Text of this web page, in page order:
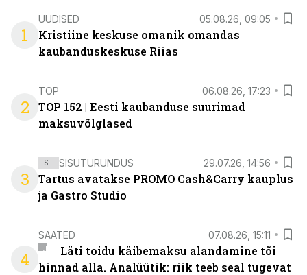
1
UUDISED 05.08.26, 09:05
Kristiine keskuse omanik omandas
kaubanduskeskuse Riias
2
TOP 06.08.26, 17:23
TOP 152 | Eesti kaubanduse suurimad
maksuvõlglased
3
ST SISUTURUNDUS 29.07.26, 14:56
Tartus avatakse PROMO Cash&Carry kauplus
ja Gastro Studio
4
SAATED 07.08.26, 15:11
Läti toidu käibemaksu alandamine tõi
hinnad alla. Analüütik: riik teeb seal tugevat